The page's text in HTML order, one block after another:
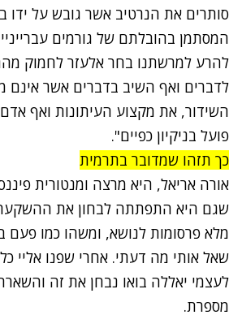
סותרים את הנרטיב אשר גובש על ידו
המסתמן בהובלתם של גורמים
להרע למרשתנו בחר אלעזר לחמוק
לדברים ואף השיב בדברים אשר אינם
השידור, את מקצוע העיתונות ואף
פועל בניקיון כפיים".
כך תזהו שמדובר בתרמית
אורה אריאל, היא מרצה ומנטורית
שגם היא התפתתה לבחון את
מלא פרסומות לנושא, ומשהו כמו פעם
שאל אותי מה דעתי. אחרי שפנו אליי
לעצמי יאללה בואו נבחן את זה
מספרת.